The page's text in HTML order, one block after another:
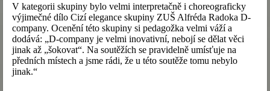
V kategorii skupiny bylo velmi interpretačně i choreograficky
výjimečné dílo Cizí elegance skupiny ZUŠ Alfréda Radoka D-
company. Ocenění této skupiny si pedagožka velmi váží a
dodává: „D-company je velmi inovativní, nebojí se dělat věci
jinak až „šokovat“. Na soutěžích se pravidelně umísťuje na
předních místech a jsme rádi, že u této soutěže tomu nebylo
jinak.“